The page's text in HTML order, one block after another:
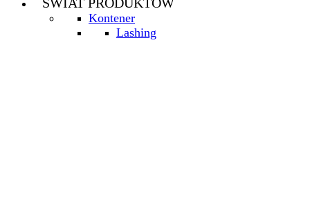
Kontener
Lashing